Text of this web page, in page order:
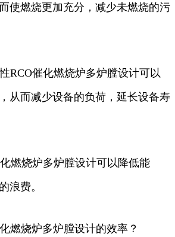
使燃烧更加充分，减少未燃烧的污
RCO催化燃烧炉多炉膛设计可以
从而减少设备的负荷，延长设备寿
燃烧炉多炉膛设计可以降低能
浪费。
燃烧炉多炉膛设计的效率？